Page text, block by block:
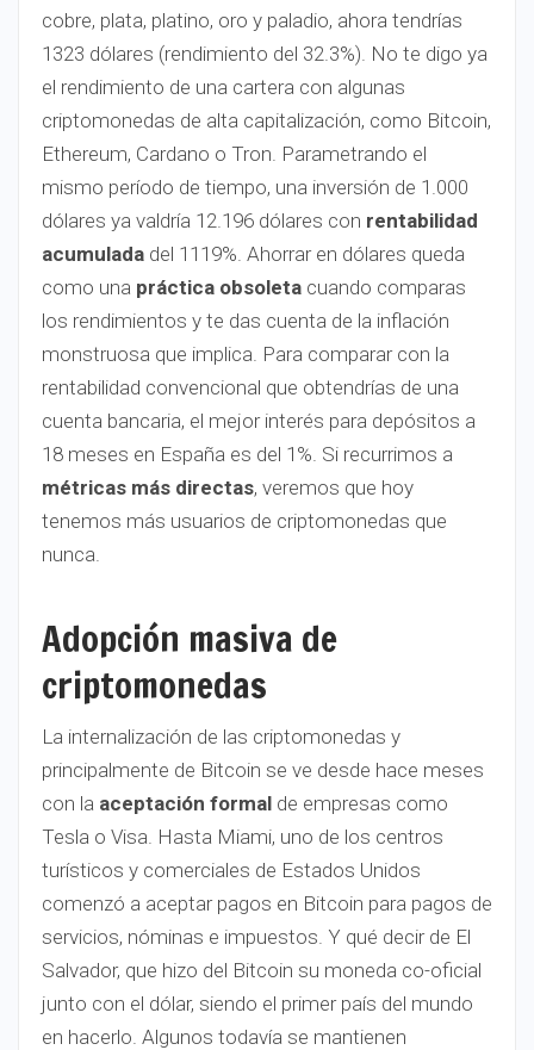
cobre, plata, platino, oro y paladio, ahora tendrías
1323 dólares (rendimiento del 32.3%). No te digo ya
el rendimiento de una cartera con algunas
criptomonedas de alta capitalización, como Bitcoin,
Ethereum, Cardano o Tron. Parametrando el
mismo período de tiempo, una inversión de 1.000
dólares ya valdría 12.196 dólares con rentabilidad
acumulada del 1119%. Ahorrar en dólares queda
como una práctica obsoleta cuando comparas
los rendimientos y te das cuenta de la inflación
monstruosa que implica. Para comparar con la
rentabilidad convencional que obtendrías de una
cuenta bancaria, el mejor interés para depósitos a
18 meses en España es del 1%. Si recurrimos a
métricas más directas, veremos que hoy
tenemos más usuarios de criptomonedas que
nunca.
Adopción masiva de
criptomonedas
La internalización de las criptomonedas y
principalmente de Bitcoin se ve desde hace meses
con la aceptación formal de empresas como
Tesla o Visa. Hasta Miami, uno de los centros
turísticos y comerciales de Estados Unidos
comenzó a aceptar pagos en Bitcoin para pagos de
servicios, nóminas e impuestos. Y qué decir de El
Salvador, que hizo del Bitcoin su moneda co-oficial
junto con el dólar, siendo el primer país del mundo
en hacerlo. Algunos todavía se mantienen